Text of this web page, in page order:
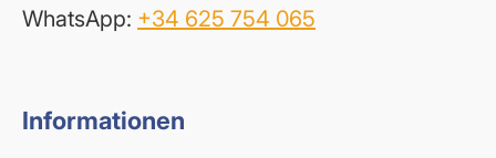
WhatsApp: +34 625 754 065
Informationen